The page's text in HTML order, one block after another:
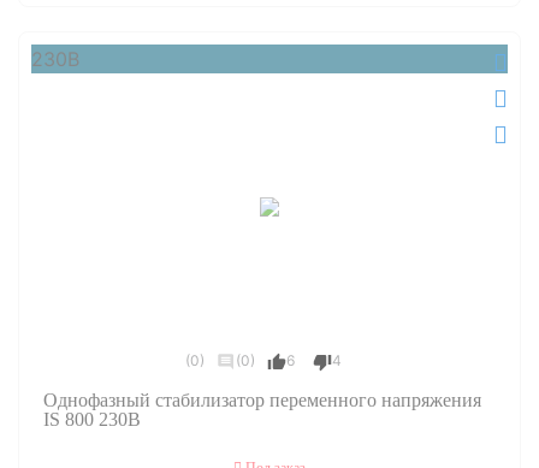
230В
(0) (0) 6 4
Однофазный стабилизатор переменного напряжения
IS 800 230В